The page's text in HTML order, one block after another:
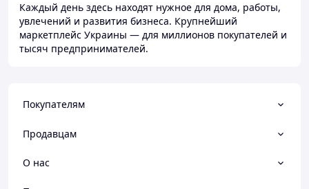
Каждый день здесь находят нужное для дома, работы,
увлечений и развития бизнеса. Крупнейший
маркетплейс Украины — для миллионов покупателей и
тысяч предпринимателей.
Покупателям
Продавцам
О нас